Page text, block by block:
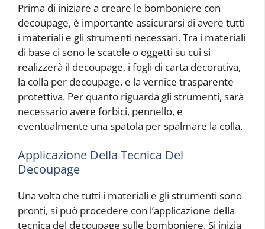
Prima di iniziare a creare le bomboniere con
decoupage, è importante assicurarsi di avere tutti
i materiali e gli strumenti necessari. Tra i materiali
di base ci sono le scatole o oggetti su cui si
realizzerà il decoupage, i fogli di carta decorativa,
la colla per decoupage, e la vernice trasparente
protettiva. Per quanto riguarda gli strumenti, sarà
necessario avere forbici, pennello, e
eventualmente una spatola per spalmare la colla.
Applicazione Della Tecnica Del
Decoupage
Una volta che tutti i materiali e gli strumenti sono
pronti, si può procedere con l’applicazione della
tecnica del decoupage sulle bomboniere. Si inizia